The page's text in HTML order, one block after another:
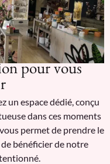
pour vous
un espace dédié, conçu
dans ces moments
permet de prendre le
bénéficier de notre